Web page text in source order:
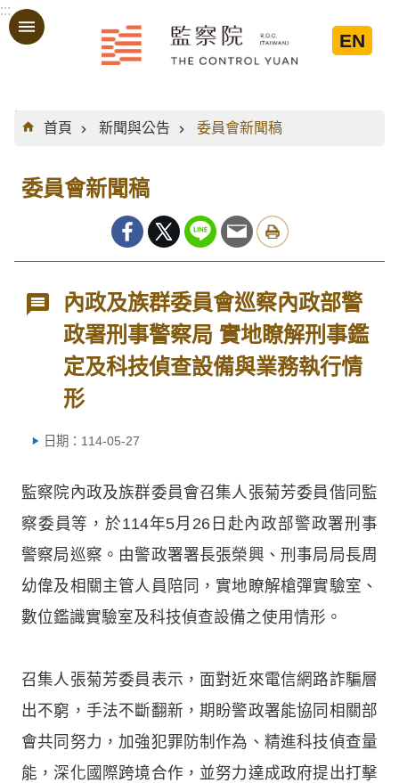
跳到主要內容區塊
:::
EN
:::
首頁
新聞與公告 委員會新聞稿
委員會新聞稿
內政及族群委員會巡察內政部警
政署刑事警察局 實地瞭解刑事鑑
定及科技偵查設備與業務執行情
形
日期：114-05-27
監察院內政及族群委員會召集人張菊芳委員偕同監
察委員等，於114年5月26日赴內政部警政署刑事
警察局巡察。由警政署署長張榮興、刑事局局長周
幼偉及相關主管人員陪同，實地瞭解槍彈實驗室、
數位鑑識實驗室及科技偵查設備之使用情形。
召集人張菊芳委員表示，面對近來電信網路詐騙層
出不窮，手法不斷翻新，期盼警政署能協同相關部
會共同努力，加強犯罪防制作為、精進科技偵查量
能，深化國際跨境合作，並努力達成政府提出打擊